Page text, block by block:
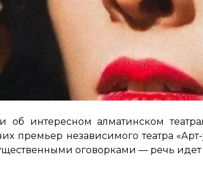
об интересном алматинском
премьер независимого театра
оговорками — речь идет